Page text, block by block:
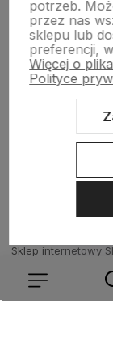
Wsparcie
Sklep internetowy
potrzeb.
przez nas
sklepu lub
preferencji,
Więcej o
Polityce